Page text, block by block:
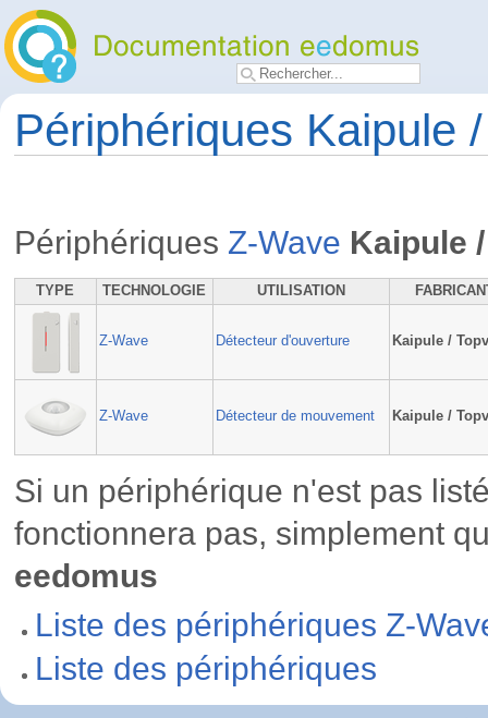
Périphériques Kaipule
Périphériques Z-Wave Kaipule
TYPE TECHNOLOGIE UTILISATION
Z-Wave Détecteur d'ouverture Kaipule /
Z-Wave Détecteur de mouvement Kaipule /
Si un périphérique n'est pas
fonctionnera pas, simplement
eedomus
Liste des périphériques Z-
Liste des périphériques